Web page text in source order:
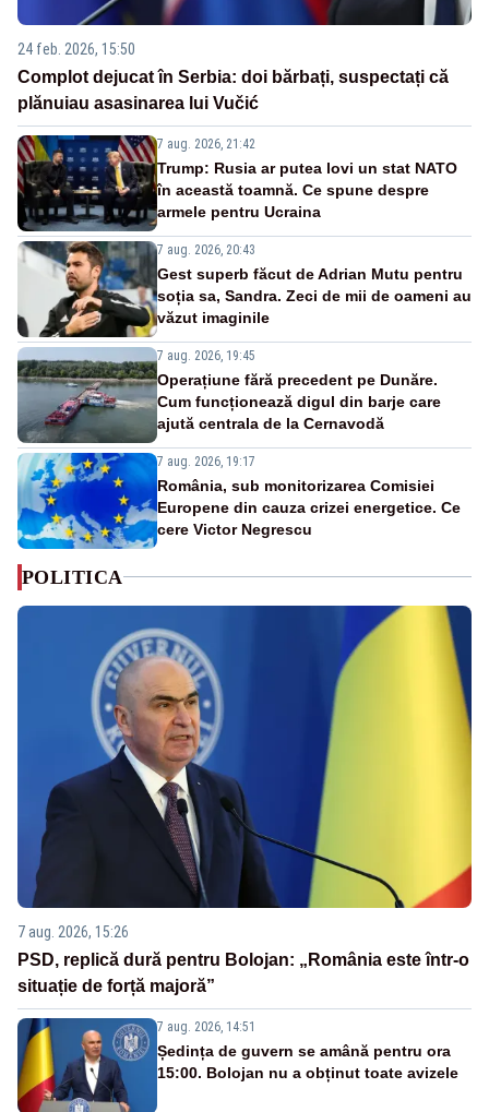
24 feb. 2026, 15:50
Complot dejucat în Serbia: doi bărbați, suspectați că
plănuiau asasinarea lui Vučić
7 aug. 2026, 21:42
Trump: Rusia ar putea lovi un stat NATO
în această toamnă. Ce spune despre
armele pentru Ucraina
7 aug. 2026, 20:43
Gest superb făcut de Adrian Mutu pentru
soția sa, Sandra. Zeci de mii de oameni au
văzut imaginile
7 aug. 2026, 19:45
Operațiune fără precedent pe Dunăre.
Cum funcționează digul din barje care
ajută centrala de la Cernavodă
7 aug. 2026, 19:17
România, sub monitorizarea Comisiei
Europene din cauza crizei energetice. Ce
cere Victor Negrescu
POLITICA
7 aug. 2026, 15:26
PSD, replică dură pentru Bolojan: „România este într-o
situație de forță majoră”
7 aug. 2026, 14:51
Ședința de guvern se amână pentru ora
15:00. Bolojan nu a obținut toate avizele